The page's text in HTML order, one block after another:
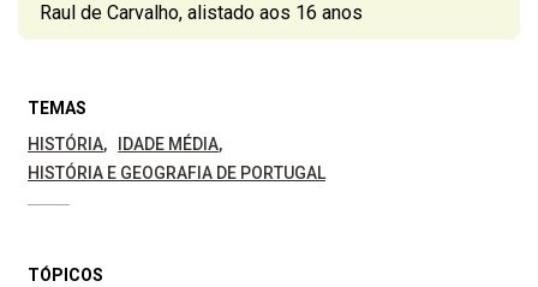
Raul de Carvalho, alistado aos 16 anos
TEMAS
HISTÓRIA
IDADE MÉDIA
HISTÓRIA E GEOGRAFIA DE PORTUGAL
TÓPICOS